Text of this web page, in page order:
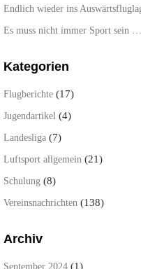
Endlich wieder ins
Es muss nicht immer Sport sein …
Kategorien
Flugberichte (17)
Jugendartikel (4)
Landesliga (7)
Luftsport allgemein (21)
Schulung (8)
Vereinsnachrichten (138)
Archiv
September 2024 (1)